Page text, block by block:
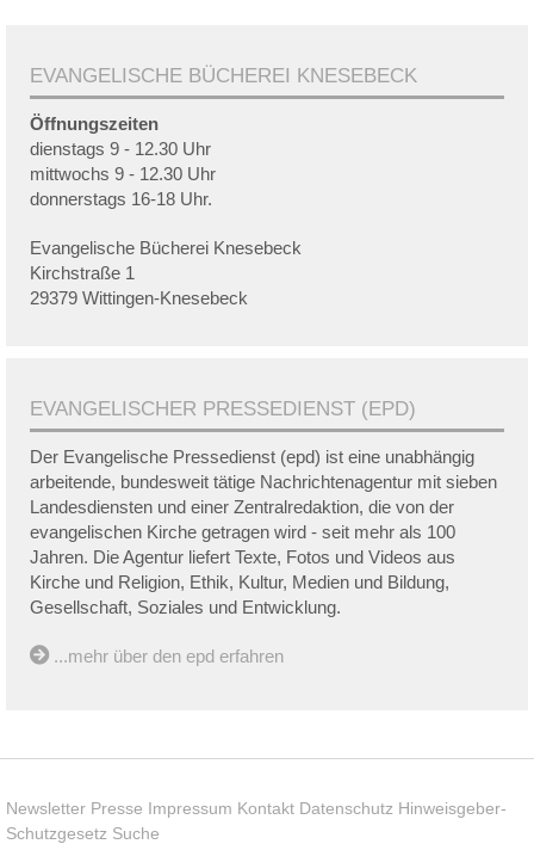
EVANGELISCHE BÜCHEREI KNESEBECK
Öffnungszeiten
dienstags 9 - 12.30 Uhr
mittwochs 9 - 12.30 Uhr
donnerstags 16-18 Uhr.
Evangelische Bücherei Knesebeck
Kirchstraße 1
29379 Wittingen-Knesebeck
EVANGELISCHER PRESSEDIENST (EPD)
Der Evangelische Pressedienst (epd) ist eine unabhängig
arbeitende, bundesweit tätige Nachrichtenagentur mit sieben
Landesdiensten und einer Zentralredaktion, die von der
evangelischen Kirche getragen wird - seit mehr als 100
Jahren. Die Agentur liefert Texte, Fotos und Videos aus
Kirche und Religion, Ethik, Kultur, Medien und Bildung,
Gesellschaft, Soziales und Entwicklung.
...mehr über den epd erfahren
Newsletter Presse Impressum Kontakt Datenschutz Hinweisgeber-
Schutzgesetz Suche